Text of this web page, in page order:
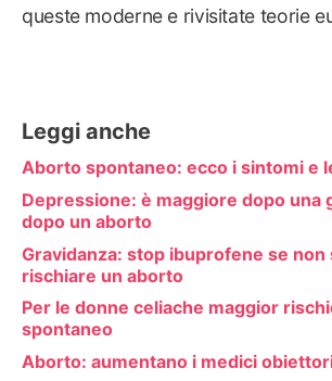
queste moderne e rivisitate teorie
Leggi anche
Aborto spontaneo: ecco i sintomi e
Depressione: è maggiore dopo una
dopo un aborto
Gravidanza: stop ibuprofene se non
rischiare un aborto
Per le donne celiache maggior
spontaneo
Aborto: aumentano i medici